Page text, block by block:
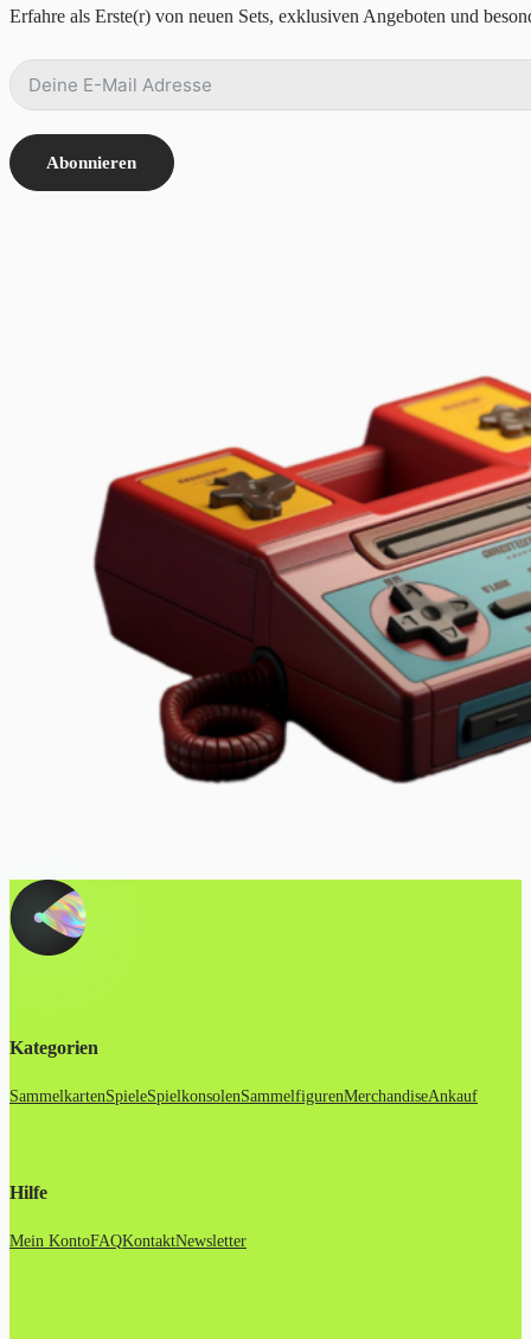
Erfahre als Erste(r) von neuen Sets, exklusiven Angeboten und
Abonnieren
Kategorien
SammelkartenSpieleSpielkonsolenSammelfigurenMerchandiseAnkauf
Hilfe
Mein KontoFAQKontaktNewsletter